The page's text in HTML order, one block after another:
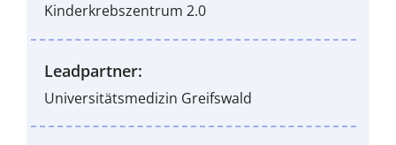
Kinderkrebszentrum 2.0
Leadpartner:
Universitätsmedizin Greifswald